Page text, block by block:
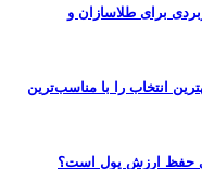
برای طلاسازان و
انتخاب را با مناسب‌ترین
حفظ ارزش پول است؟